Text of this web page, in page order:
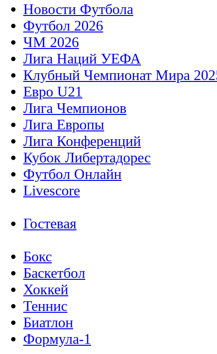
Новости Футбола
Футбол 2026
ЧМ 2026
Лига Наций УЕФА
Клубный Чемпионат Мира
Евро U21
Лига Чемпионов
Лига Европы
Лига Конференций
Кубок Либертадорес
Футбол Онлайн
Livescore
Гостевая
Бокс
Баскетбол
Хоккей
Теннис
Биатлон
Формула-1